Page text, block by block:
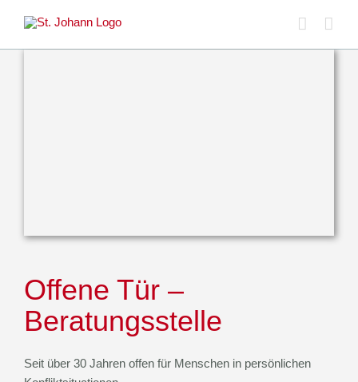
content
Offene Tür –
Beratungsstelle
Seit über 30 Jahren offen für Menschen in persönlichen